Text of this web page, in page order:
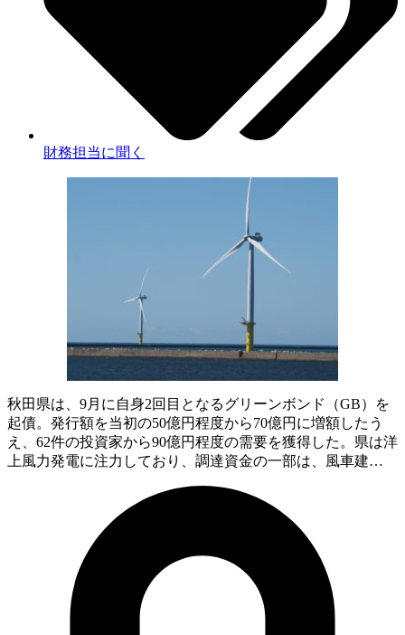
財務担当に聞く
秋田県は、9月に自身2回目となるグリーンボンド（GB）を
起債。発行額を当初の50億円程度から70億円に増額したう
え、62件の投資家から90億円程度の需要を獲得した。県は洋
上風力発電に注力しており、調達資金の一部は、風車建…